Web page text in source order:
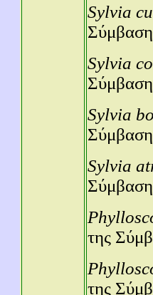
Sylvia
Sylvia
Sylvia
Sylvia
της
της